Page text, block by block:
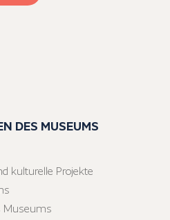
DES MUSEUMS
kulturelle Projekte
Museums